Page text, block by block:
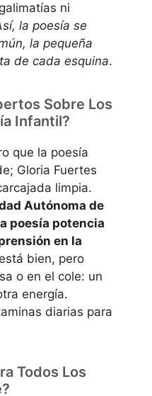
ni
la poesía se
la pequeña
de cada esquina.
Sobre Los
Infantil?
que la poesía
Gloria Fuertes
limpia.
Autónoma de
poesía potencia
en la
bien, pero
o en el cole: un
energía.
diarias para
Todos Los